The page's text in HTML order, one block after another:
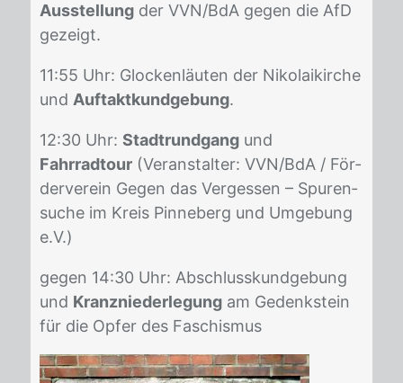
Ausstellung der VVN/​BdA ge­gen die AfD
ge­zeigt.
11:55 Uhr: Glo­cken­läu­ten der Ni­ko­lai­kir­che
und Auftaktkundgebung.
12:30 Uhr: Stadtrundgang und
Fahrradtour (Ver­an­stal­ter: VVN/​BdA / För­
der­ver­ein Ge­gen das Ver­ges­sen – Spu­ren­
su­che im Kreis Pin­ne­berg und Um­ge­bung
e.V.)
ge­gen 14:30 Uhr: Ab­schluss­kund­ge­bung
und Kranzniederlegung am Ge­denk­stein
für die Op­fer des Fa­schis­mus